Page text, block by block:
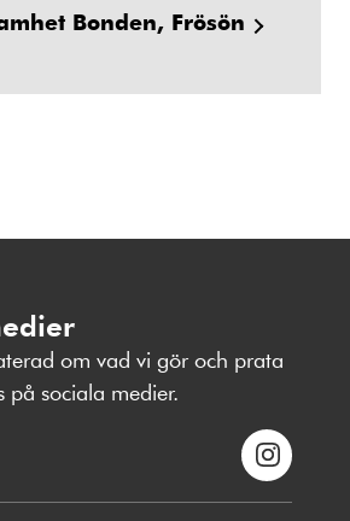
Bonden, Frösön
om vad vi gör och prata
på sociala medier.